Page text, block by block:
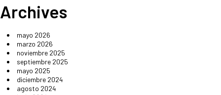
Archives
mayo 2026
marzo 2026
noviembre 2025
septiembre 2025
mayo 2025
diciembre 2024
agosto 2024